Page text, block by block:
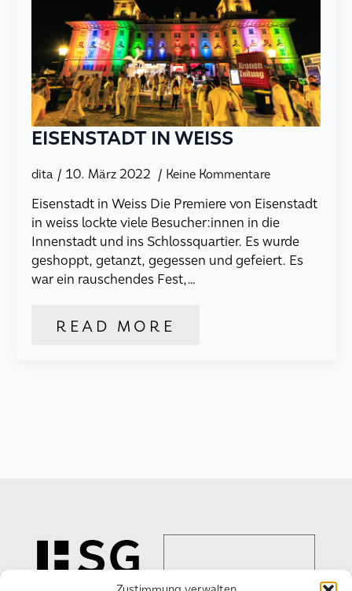
EISENSTADT IN WEISS
dita 10. März 2022 Keine Kommentare
Eisenstadt in Weiss Die Premiere von Eisenstadt
in weiss lockte viele Besucher:innen in die
Innenstadt und ins Schlossquartier. Es wurde
geshoppt, getanzt, gegessen und gefeiert. Es
war ein rauschendes Fest,…
READ MORE